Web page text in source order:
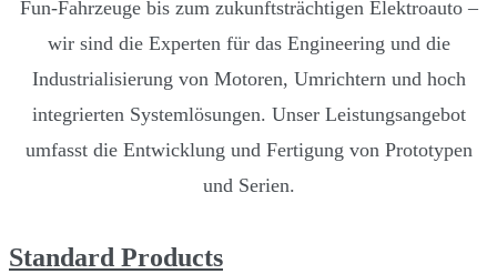
Fun-Fahrzeuge bis zum zukunftsträchtigen Elektroauto –
wir sind die Experten für das Engineering und die
Industrialisierung von Motoren, Umrichtern und hoch
integrierten Systemlösungen. Unser Leistungsangebot
umfasst die Entwicklung und Fertigung von Prototypen
und Serien.
Standard Products